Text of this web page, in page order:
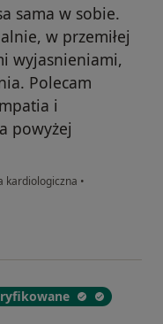
sama w sobie.
w przemiłej
wyjasnieniami,
Polecam
i
powyżej
kardiologiczna •